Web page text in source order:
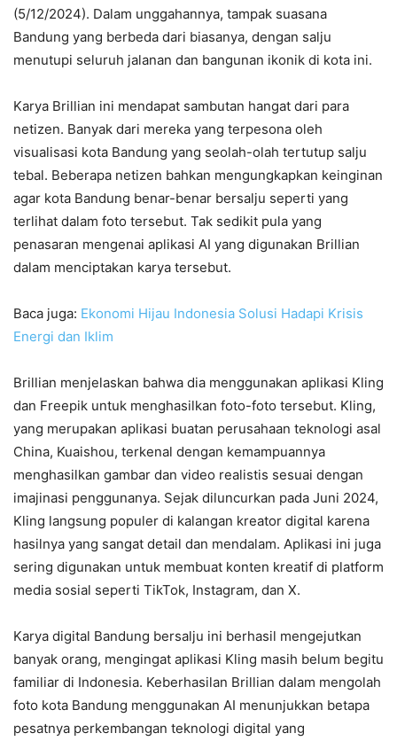
(5/12/2024). Dalam unggahannya, tampak suasana
Bandung yang berbeda dari biasanya, dengan salju
menutupi seluruh jalanan dan bangunan ikonik di kota ini.
Karya Brillian ini mendapat sambutan hangat dari para
netizen. Banyak dari mereka yang terpesona oleh
visualisasi kota Bandung yang seolah-olah tertutup salju
tebal. Beberapa netizen bahkan mengungkapkan keinginan
agar kota Bandung benar-benar bersalju seperti yang
terlihat dalam foto tersebut. Tak sedikit pula yang
penasaran mengenai aplikasi AI yang digunakan Brillian
dalam menciptakan karya tersebut.
Baca juga: Ekonomi Hijau Indonesia Solusi Hadapi Krisis
Energi dan Iklim
Brillian menjelaskan bahwa dia menggunakan aplikasi Kling
dan Freepik untuk menghasilkan foto-foto tersebut. Kling,
yang merupakan aplikasi buatan perusahaan teknologi asal
China, Kuaishou, terkenal dengan kemampuannya
menghasilkan gambar dan video realistis sesuai dengan
imajinasi penggunanya. Sejak diluncurkan pada Juni 2024,
Kling langsung populer di kalangan kreator digital karena
hasilnya yang sangat detail dan mendalam. Aplikasi ini juga
sering digunakan untuk membuat konten kreatif di platform
media sosial seperti TikTok, Instagram, dan X.
Karya digital Bandung bersalju ini berhasil mengejutkan
banyak orang, mengingat aplikasi Kling masih belum begitu
familiar di Indonesia. Keberhasilan Brillian dalam mengolah
foto kota Bandung menggunakan AI menunjukkan betapa
pesatnya perkembangan teknologi digital yang